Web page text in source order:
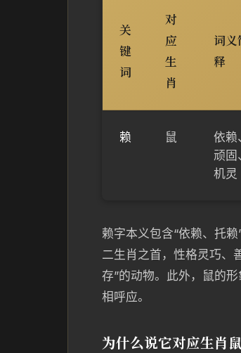
关
键
词
对
应
生
肖
词义
释
赖 鼠
依赖
顽固
机灵
赖字本义包含“依赖、托
二生肖之首，性格灵巧、
存”的动物。此外，鼠的
相呼应。
为什么说它对应生肖鼠